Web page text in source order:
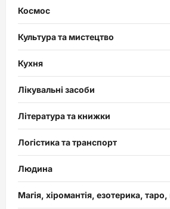
Космос
Культура та мистецтво
Кухня
Лікувальні засоби
Література та книжки
Логістика та транспорт
Людина
Магія, хіромантія, езотерика, таро,